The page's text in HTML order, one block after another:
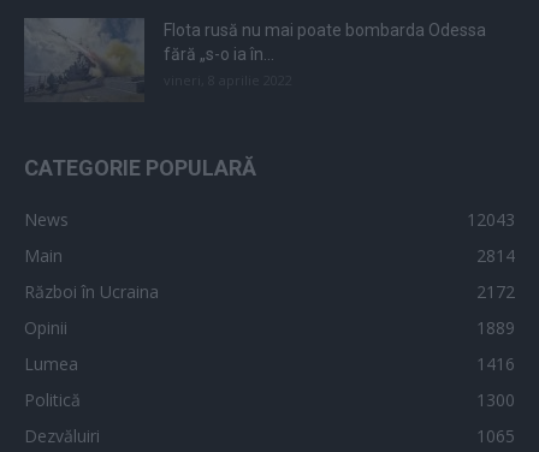
Flota rusă nu mai poate bombarda Odessa
fără „s-o ia în...
CATEGORIE POPULARĂ
News
12043
Main
2814
Război în Ucraina
2172
Opinii
1889
Lumea
1416
Politică
1300
Dezvăluiri
1065